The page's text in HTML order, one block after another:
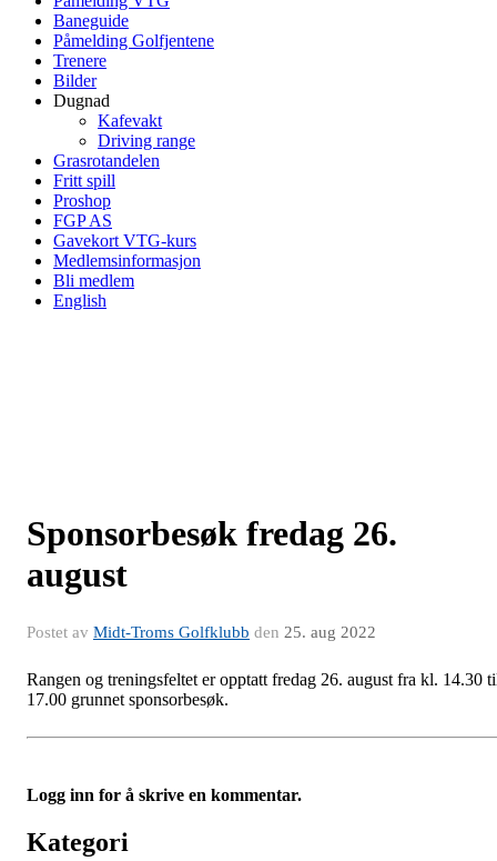
Baneguide
Påmelding Golfjentene
Trenere
Bilder
Dugnad
Kafevakt
Driving range
Grasrotandelen
Fritt spill
Proshop
FGP AS
Gavekort VTG-kurs
Medlemsinformasjon
Bli medlem
English
Sponsorbesøk fredag 26.
august
Postet av Midt-Troms Golfklubb den 25. aug 2022
Rangen og treningsfeltet er opptatt fredag 26. august fra kl. 14.30
17.00 grunnet sponsorbesøk.
Logg inn for å skrive en kommentar.
Kategori